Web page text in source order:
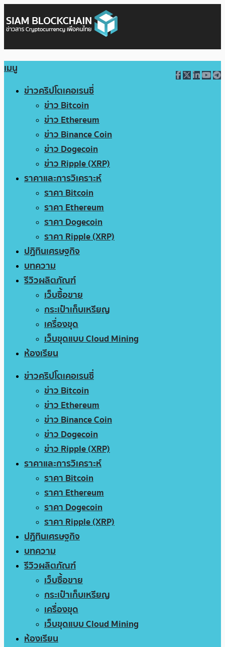
เมนู
ข่าวคริปโตเคอเรนซี่
ข่าว Bitcoin
ข่าว Ethereum
ข่าว Binance Coin
ข่าว Dogecoin
ข่าว Ripple (XRP)
ราคาและการวิเคราะห์
ราคา Bitcoin
ราคา Ethereum
ราคา Dogecoin
ราคา Ripple (XRP)
ปฏิทินเศรษฐกิจ
บทความ
รีวิวผลิตภัณฑ์
เว็บซื้อขาย
กระเป๋าเก็บเหรียญ
เครื่องขุด
เว็บขุดแบบ Cloud Mining
ห้องเรียน
ข่าวคริปโตเคอเรนซี่
ข่าว Bitcoin
ข่าว Ethereum
ข่าว Binance Coin
ข่าว Dogecoin
ข่าว Ripple (XRP)
ราคาและการวิเคราะห์
ราคา Bitcoin
ราคา Ethereum
ราคา Dogecoin
ราคา Ripple (XRP)
ปฏิทินเศรษฐกิจ
บทความ
รีวิวผลิตภัณฑ์
เว็บซื้อขาย
กระเป๋าเก็บเหรียญ
เครื่องขุด
เว็บขุดแบบ Cloud Mining
ห้องเรียน